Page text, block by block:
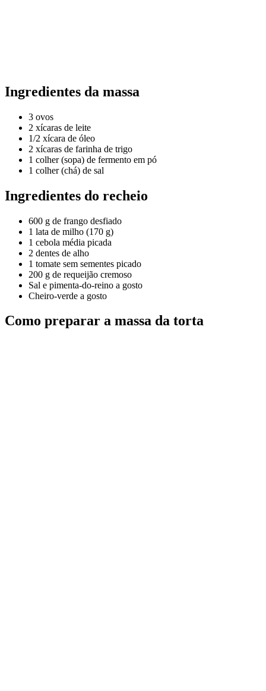
Ingredientes da massa
3 ovos
2 xícaras de leite
1/2 xícara de óleo
2 xícaras de farinha de trigo
1 colher (sopa) de fermento em pó
1 colher (chá) de sal
Ingredientes do recheio
600 g de frango desfiado
1 lata de milho (170 g)
1 cebola média picada
2 dentes de alho
1 tomate sem sementes picado
200 g de requeijão cremoso
Sal e pimenta-do-reino a gosto
Cheiro-verde a gosto
Como preparar a massa da torta